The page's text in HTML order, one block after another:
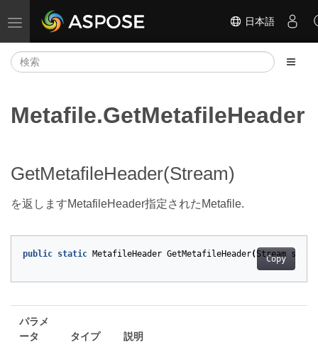
ナビゲーションの切り替え 日本語
Metafile.GetMetafileHeader
GetMetafileHeader(Stream)
を返しますMetafileHeader指定されたMetafile.
Copy
public static MetafileHeader GetMetafileHeader(Stream
パラメ
ータ
タイプ 説明